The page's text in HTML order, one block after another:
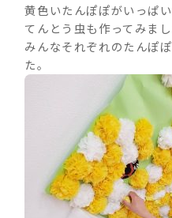
黄色いたんぽぽがいっ
てんとう虫も作ってみまし
みんなそれぞれのたんぽ
た。